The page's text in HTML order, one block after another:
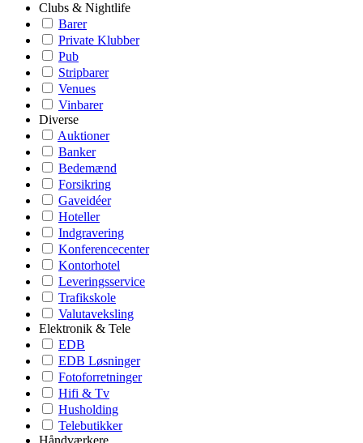
Clubs & Nightlife
Barer
Private Klubber
Pub
Stripbarer
Venues
Vinbarer
Diverse
Auktioner
Banker
Bedemænd
Forsikring
Gaveidéer
Hoteller
Indgravering
Konferencecenter
Kontorhotel
Leveringsservice
Trafikskole
Valutaveksling
Elektronik & Tele
EDB
EDB Løsninger
Fotoforretninger
Hifi & Tv
Husholding
Telebutikker
Håndværkere